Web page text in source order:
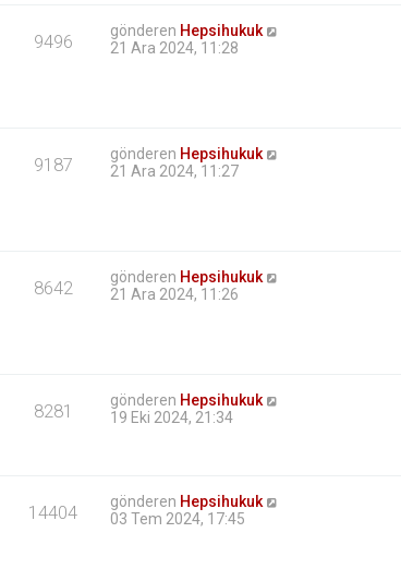
9496 gönderen Hepsihukuk
21 Ara 2024, 11:28
9187 gönderen Hepsihukuk
21 Ara 2024, 11:27
8642 gönderen Hepsihukuk
21 Ara 2024, 11:26
8281 gönderen Hepsihukuk
19 Eki 2024, 21:34
14404 gönderen Hepsihukuk
03 Tem 2024, 17:45